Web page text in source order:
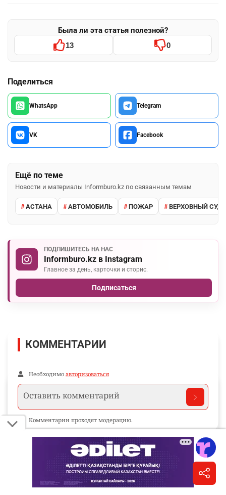
Была ли эта статья полезной?
13 0
Поделиться
WhatsApp Telegram
VK Facebook
Ещё по теме
Новости и материалы Informburo.kz по связанным темам
АСТАНА АВТОМОБИЛЬ ПОЖАР ВЕРХОВНЫЙ СУД
ПОДПИШИТЕСЬ НА НАС
Informburo.kz в Instagram
Главное за день, карточки и сторис.
Подписаться
КОММЕНТАРИИ
Необходимо авторизоваться
Комментарии проходят модерацию.
Пока нет комментариев…